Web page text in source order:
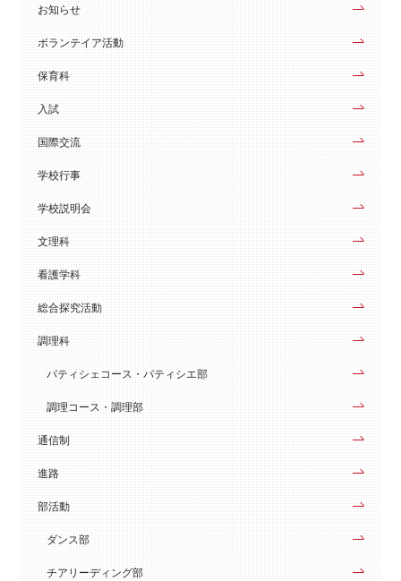
お知らせ
ボランテイア活動
保育科
入試
国際交流
学校行事
学校説明会
文理科
看護学科
総合探究活動
調理科
パティシェコース・パティシエ部
調理コース・調理部
通信制
進路
部活動
ダンス部
チアリーディング部